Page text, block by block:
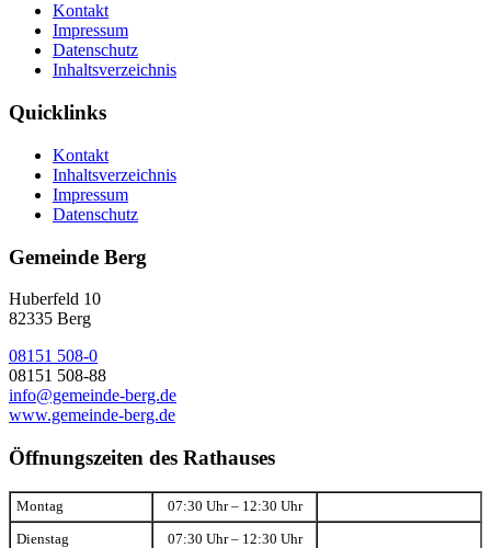
Kontakt
Impressum
Datenschutz
Inhaltsverzeichnis
Quicklinks
Kontakt
Inhaltsverzeichnis
Impressum
Datenschutz
Gemeinde Berg
Huberfeld 10
82335 Berg
08151 508-0
08151 508-88
info@gemeinde-berg.de
www.gemeinde-berg.de
Öffnungszeiten des Rathauses
Montag 07:30 Uhr – 12:30 Uhr
Dienstag 07:30 Uhr – 12:30 Uhr